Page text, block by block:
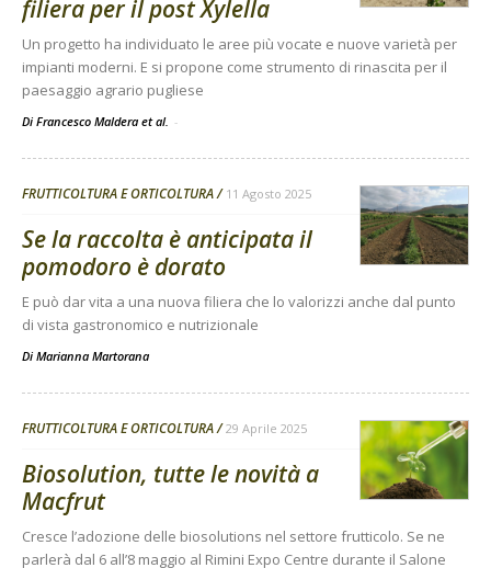
filiera per il post Xylella
Un progetto ha individuato le aree più vocate e nuove varietà per
impianti moderni. E si propone come strumento di rinascita per il
paesaggio agrario pugliese
Di Francesco Maldera et al. -
FRUTTICOLTURA E ORTICOLTURA 11 Agosto 2025
Se la raccolta è anticipata il
pomodoro è dorato
E può dar vita a una nuova filiera che lo valorizzi anche dal punto
di vista gastronomico e nutrizionale
Di Marianna Martorana
FRUTTICOLTURA E ORTICOLTURA 29 Aprile 2025
Biosolution, tutte le novità a
Macfrut
Cresce l’adozione delle biosolutions nel settore frutticolo. Se ne
parlerà dal 6 all’8 maggio al Rimini Expo Centre durante il Salone